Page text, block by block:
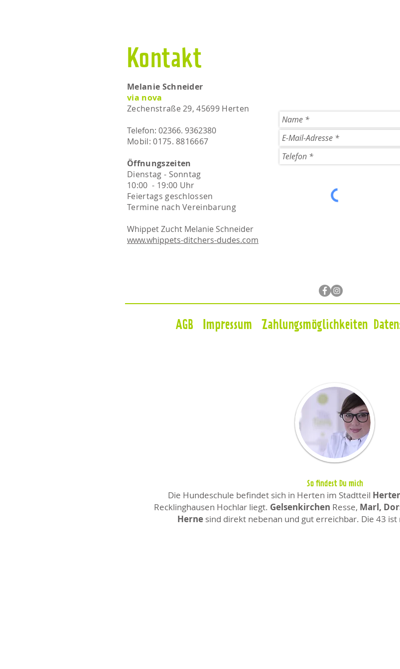
Kontakt
Melanie Schneider
via nova
Zechenstraße 29, 45699 Herten
Telefon: 02366. 9362380
Mobil: 0175. 8816667​​
Öffnungszeiten
Dienstag - Sonntag
10:00 - 19:00 Uhr
Feiertags geschlossen
Termine nach Vereinbarung
Whippet Zucht Melanie Schneider
www.whippets-ditchers-dudes.com
AGB Impressum Zahlungsmöglichkeiten
So findest Du mich
Die Hundeschule befindet sich in Herten im Stadtteil
Recklinghausen Hochlar liegt. Gelsenkirchen Resse, Marl,
Hernesind direkt nebenan und gut erreichbar. Die 43